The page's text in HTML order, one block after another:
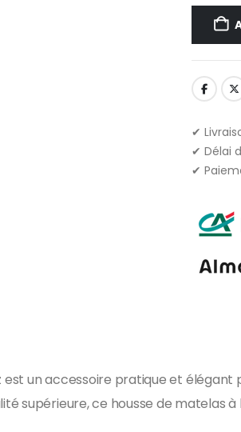
✔
✔ Délai
✔
est un accessoire pratique et
supérieure, ce housse de